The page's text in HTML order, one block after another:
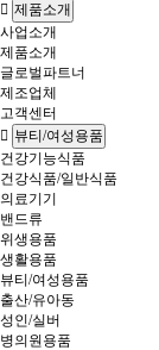
제품소개
사업소개
제품소개
글로벌파트너
제조업체
고객센터
뷰티/여성용품
건강기능식품
건강식품/일반식품
의료기기
밴드류
위생용품
생활용품
뷰티/여성용품
출산/유아동
성인/실버
병의원용품